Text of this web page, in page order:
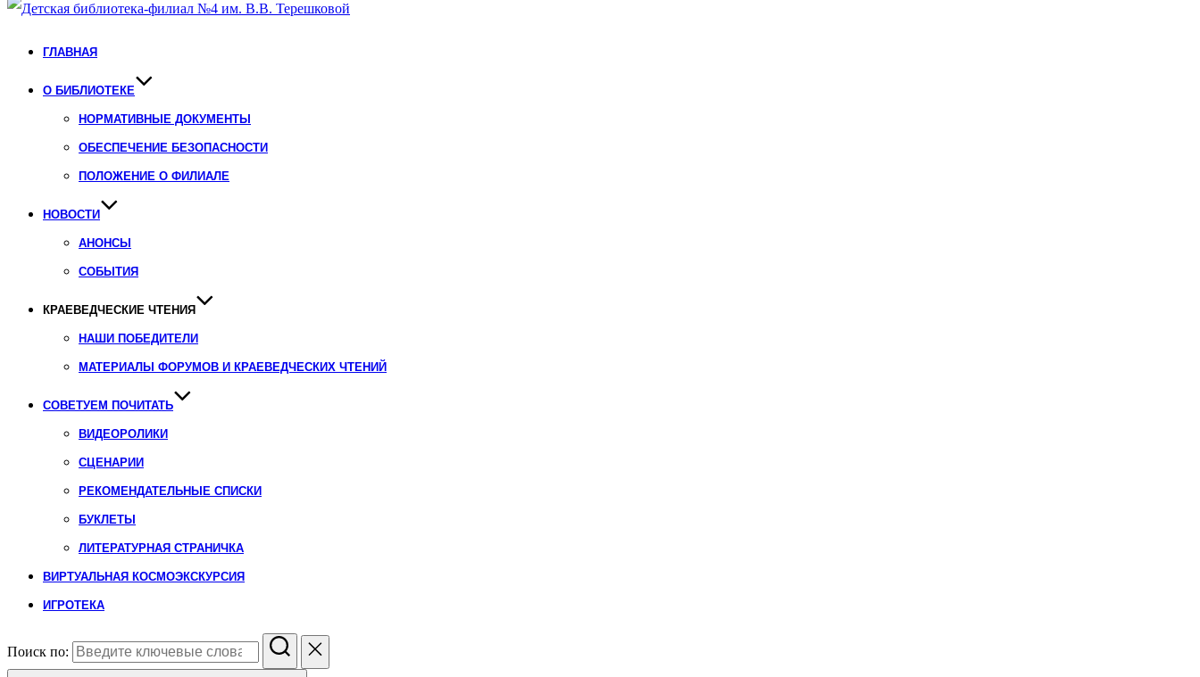
ГЛАВНАЯ
О БИБЛИОТЕКЕ
НОРМАТИВНЫЕ ДОКУМЕНТЫ
ОБЕСПЕЧЕНИЕ БЕЗОПАСНОСТИ
ПОЛОЖЕНИЕ О ФИЛИАЛЕ
НОВОСТИ
АНОНСЫ
СОБЫТИЯ
КРАЕВЕДЧЕСКИЕ ЧТЕНИЯ
НАШИ ПОБЕДИТЕЛИ
МАТЕРИАЛЫ ФОРУМОВ И КРАЕВЕДЧЕСКИХ ЧТЕНИЙ
СОВЕТУЕМ ПОЧИТАТЬ
ВИДЕОРОЛИКИ
СЦЕНАРИИ
РЕКОМЕНДАТЕЛЬНЫЕ СПИСКИ
БУКЛЕТЫ
ЛИТЕРАТУРНАЯ СТРАНИЧКА
ВИРТУАЛЬНАЯ КОСМОЭКСКУРСИЯ
ИГРОТЕКА
Поиск по: